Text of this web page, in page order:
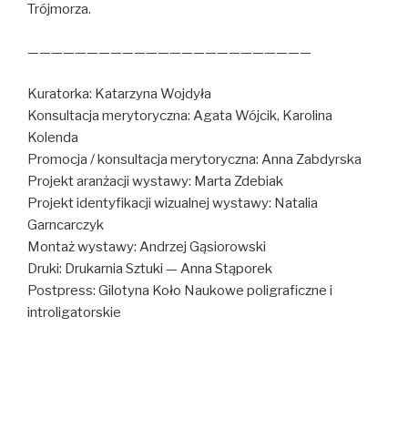
Trójmorza.
————————————————————————
Kuratorka: Katarzyna Wojdyła
Konsultacja merytoryczna: Agata Wójcik, Karolina
Kolenda
Promocja / konsultacja merytoryczna: Anna Zabdyrska
Projekt aranżacji wystawy: Marta Zdebiak
Projekt identyfikacji wizualnej wystawy: Natalia
Garncarczyk
Montaż wystawy: Andrzej Gąsiorowski
Druki: Drukarnia Sztuki — Anna Stąporek
Postpress: Gilotyna Koło Naukowe poligraficzne i
introligatorskie